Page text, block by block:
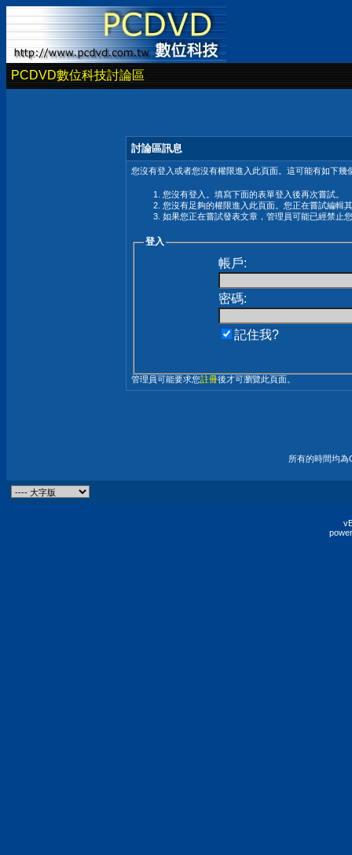
PCDVD數位科技討論區
討論區訊息
您沒有登入或者您沒有權限進入此頁面。這可能有如下幾
您沒有登入。填寫下面的表單登入後再次嘗試。
您沒有足夠的權限進入此頁面。您正在嘗試編輯
如果您正在嘗試發表文章，管理員可能已經禁止
登入
帳戶:
密碼:
記住我?
管理員可能要求您註冊後才可瀏覽此頁面。
所有的時間均為